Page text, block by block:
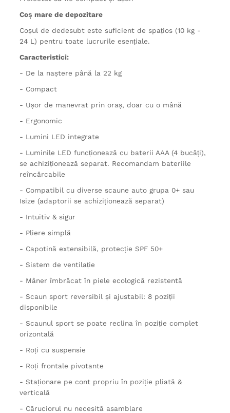
Coș mare de depozitare
Coșul de dedesubt este suficient de spațios (10 kg -
24 L) pentru toate lucrurile esențiale.
Caracteristici:
- De la naștere până la 22 kg
- Compact
- Ușor de manevrat prin oraș, doar cu o mână
- Ergonomic
- Lumini LED integrate
- Luminile LED funcționează cu baterii AAA (4 bucăți),
se achiziționează separat. Recomandam bateriile
reîncărcabile
- Compatibil cu diverse scaune auto grupa 0+ sau
Isize (adaptorii se achiziționează separat)
- Intuitiv & sigur
- Pliere simplă
- Capotină extensibilă, protecție SPF 50+
- Sistem de ventilație
- Mâner îmbrăcat în piele ecologică rezistentă
- Scaun sport reversibil și ajustabil: 8 poziții
disponibile
- Scaunul sport se poate reclina în poziție complet
orizontală
- Roți cu suspensie
- Roți frontale pivotante
- Staționare pe cont propriu în poziție pliată &
verticală
- Căruciorul nu necesită asamblare